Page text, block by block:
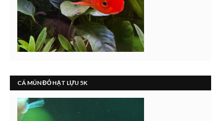
CÁ MÚN ĐỎ HẠT LỰU 5K